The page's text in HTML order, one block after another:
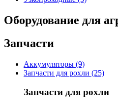
Оборудование для
Запчасти
Аккумуляторы (9)
Запчасти для рохли (25)
Запчасти для рохли